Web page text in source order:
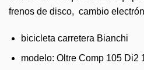
frenos de disco, cambio
bicicleta carretera Bianchi
modelo: Oltre Comp 105 Di2